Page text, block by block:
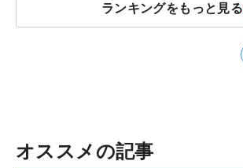
ランキングをもっと見る
オススメの記事